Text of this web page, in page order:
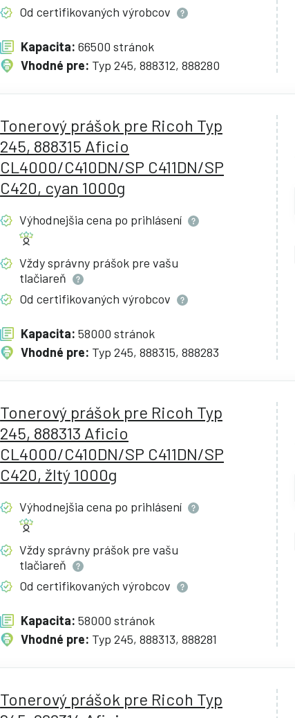
Od certifikovaných výrobcov
Kapacita: 66500 stránok
Vhodné pre: Typ 245, 888312, 888280
Tonerový prášok pre Ricoh Typ
245, 888315 Aficio
CL4000/C410DN/SP C411DN/SP
C420, cyan 1000g
Výhodnejšia cena po prihlásení
Vždy správny prášok pre vašu
tlačiareň
Od certifikovaných výrobcov
Kapacita: 58000 stránok
Vhodné pre: Typ 245, 888315, 888283
Tonerový prášok pre Ricoh Typ
245, 888313 Aficio
CL4000/C410DN/SP C411DN/SP
C420, žltý 1000g
Výhodnejšia cena po prihlásení
Vždy správny prášok pre vašu
tlačiareň
Od certifikovaných výrobcov
Kapacita: 58000 stránok
Vhodné pre: Typ 245, 888313, 888281
Tonerový prášok pre Ricoh Typ